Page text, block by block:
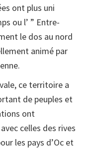
ont plus uni
ou l’ ” Entre-
le dos au nord
animé par
ce territoire a
de peuples et
ont
celles des rives
les pays d’Oc et